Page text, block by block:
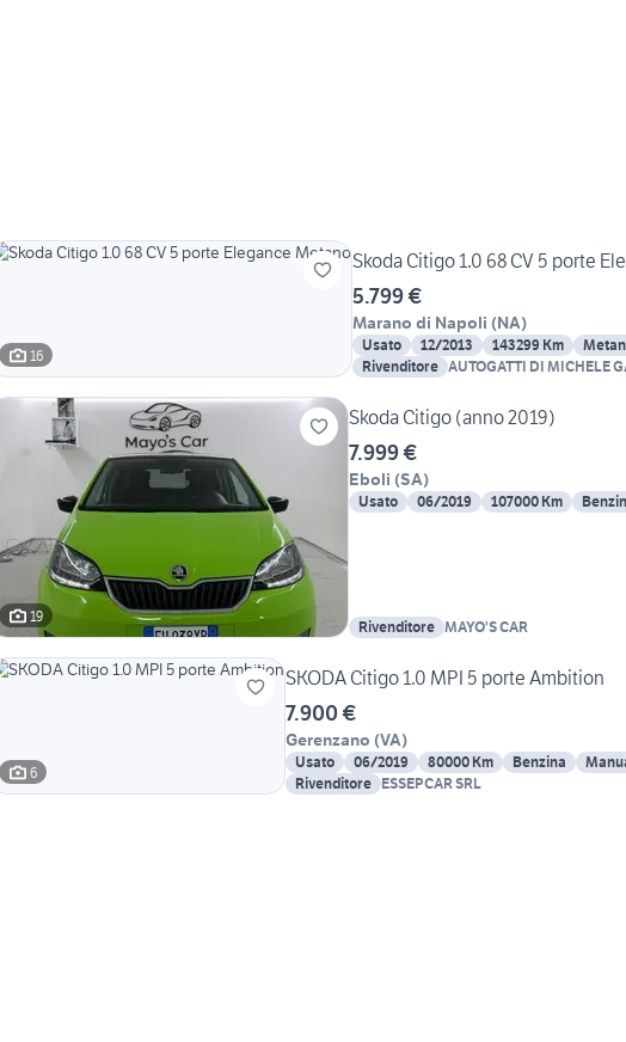
16
Skoda Citigo 1.0 68 CV 5 porte
5.799 €
Marano di Napoli (NA)
Usato 12/2013 143299 Km
Rivenditore AUTOGATTI DI MICHELE
19
Skoda Citigo (anno 2019)
7.999 €
Eboli (SA)
Usato 06/2019 107000 Km
Rivenditore MAYO'S CAR
6
SKODA Citigo 1.0 MPI 5 porte Ambition
7.900 €
Gerenzano (VA)
Usato 06/2019 80000 Km Benzina
Rivenditore ESSEPCAR SRL